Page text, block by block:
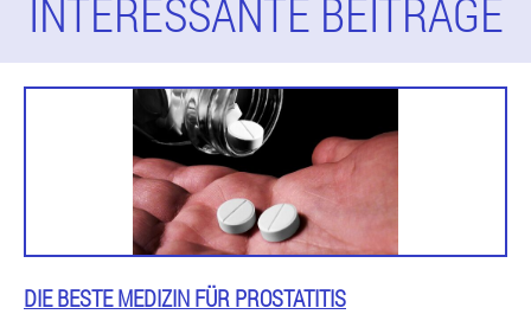
INTERESSANTE BEITRÄGE
DIE BESTE MEDIZIN FÜR PROSTATITIS